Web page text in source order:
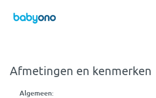
Afmetingen en kenmerken
Algemeen: